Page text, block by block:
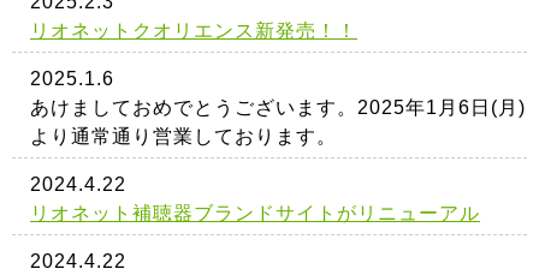
リオネットクオリエンス新発売！！
2025.1.6
あけましておめでとうございます。2025年1月6日(月)
より通常通り営業しております。
2024.4.22
リオネット補聴器ブランドサイトがリニューアル
2024.4.22